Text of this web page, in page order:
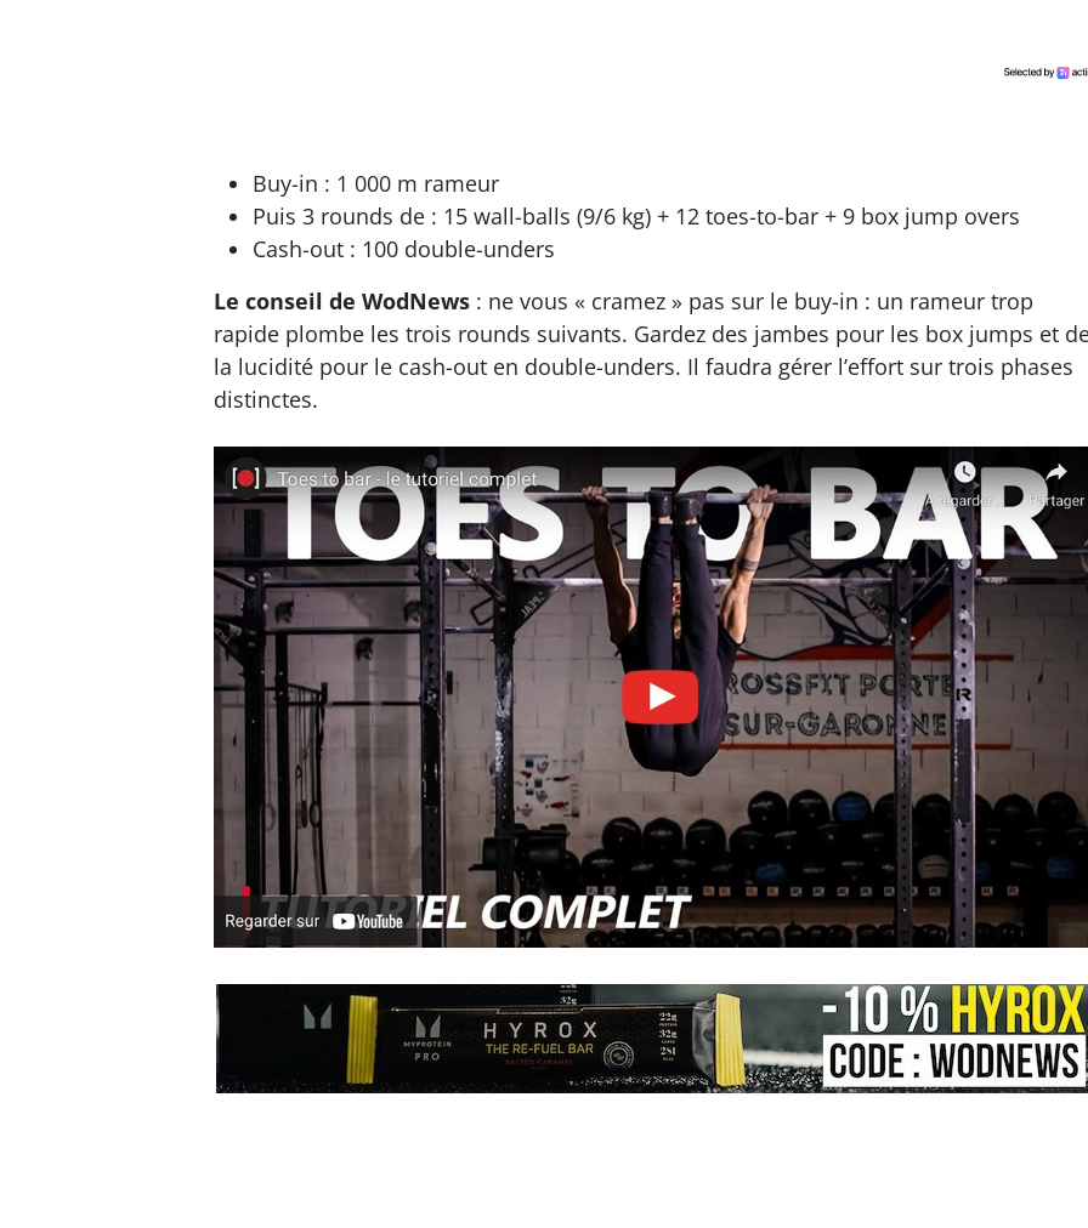
Buy-in : 1 000 m rameur
Puis 3 rounds de : 15 wall-balls (9/6 kg) + 12 toes-to-bar + 9 box jump overs
Cash-out : 100 double-unders
Le conseil de WodNews : ne vous « cramez » pas sur le buy-in : un rameur trop
rapide plombe les trois rounds suivants. Gardez des jambes pour les box jumps et
la lucidité pour le cash-out en double-unders. Il faudra gérer l’effort sur trois phases
distinctes.